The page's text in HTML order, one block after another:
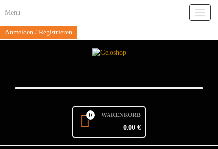
content
Toggle
Menu
Anmelden / Registrieren
0 WARENKORB
0,00 €